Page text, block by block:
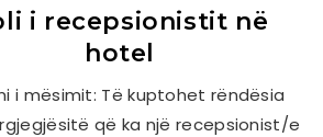
i recepsionistit në
hotel
i mësimit: Të kuptohet rëndësia
që ka një recepsionist/e